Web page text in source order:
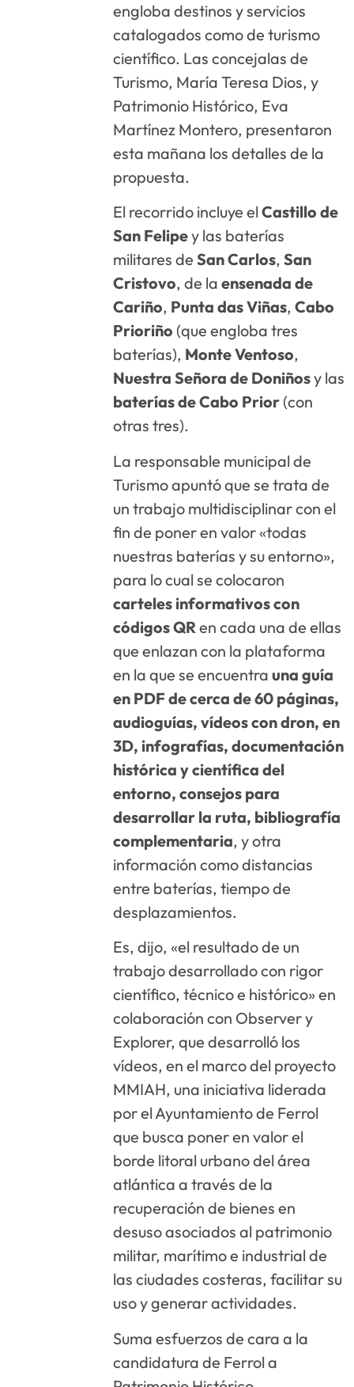
engloba destinos y servicios
catalogados como de turismo
científico. Las concejalas de
Turismo, María Teresa Dios, y
Patrimonio Histórico, Eva
Martínez Montero, presentaron
esta mañana los detalles de la
propuesta.
El recorrido incluye el Castillo de
San Felipey las baterías
militares de San Carlos,San
Cristovo, de laensenada de
Cariño, Punta das Viñas,Cabo
Prioriño (que engloba tres
baterías), Monte Ventoso,
Nuestra Señora de Doniñosy las
baterías de Cabo Prior (con
otras tres).
La responsable municipal de
Turismo apuntó que se trata de
un trabajo multidisciplinar con el
fin de poner en valor «todas
nuestras baterías y su entorno»,
para lo cual se colocaron
carteles informativos con
códigos QR en cada una de ellas
que enlazan con la plataforma
en la que se encuentrauna guía
en PDF de cerca de 60 páginas,
audioguías, vídeos con dron, en
3D, infografías, documentación
histórica y científica del
entorno, consejos para
desarrollar la ruta, bibliografía
complementaria, y otra
información como distancias
entre baterías, tiempo de
desplazamientos.
Es, dijo, «el resultado de un
trabajo desarrollado con rigor
científico, técnico e histórico» en
colaboración con Observer y
Explorer, que desarrolló los
vídeos, en el marco del proyecto
MMIAH, una iniciativa liderada
por el Ayuntamiento de Ferrol
que busca poner en valor el
borde litoral urbano del área
atlántica a través de la
recuperación de bienes en
desuso asociados al patrimonio
militar, marítimo e industrial de
las ciudades costeras, facilitar su
uso y generar actividades.
Suma esfuerzos de cara a la
candidatura de Ferrol a